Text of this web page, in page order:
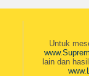
Untuk
lain dan